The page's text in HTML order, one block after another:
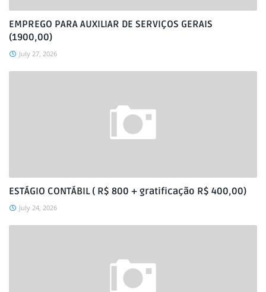
EMPREGO PARA AUXILIAR DE SERVIÇOS GERAIS
(1900,00)
July 27, 2026
ESTÁGIO CONTÁBIL ( R$ 800 + gratificação R$ 400,00)
July 24, 2026